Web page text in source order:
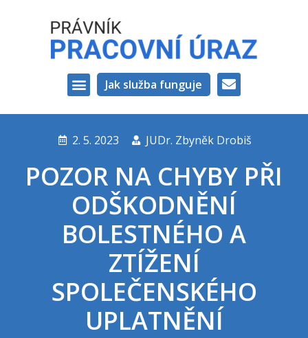
Jak služba funguje
2. 5. 2023 JUDr. Zbyněk Drobiš
POZOR NA CHYBY PŘI
ODŠKODNĚNÍ
BOLESTNÉHO A
ZTÍŽENÍ
SPOLEČENSKÉHO
UPLATNĚNÍ